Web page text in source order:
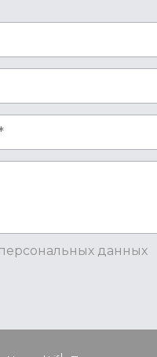
данных